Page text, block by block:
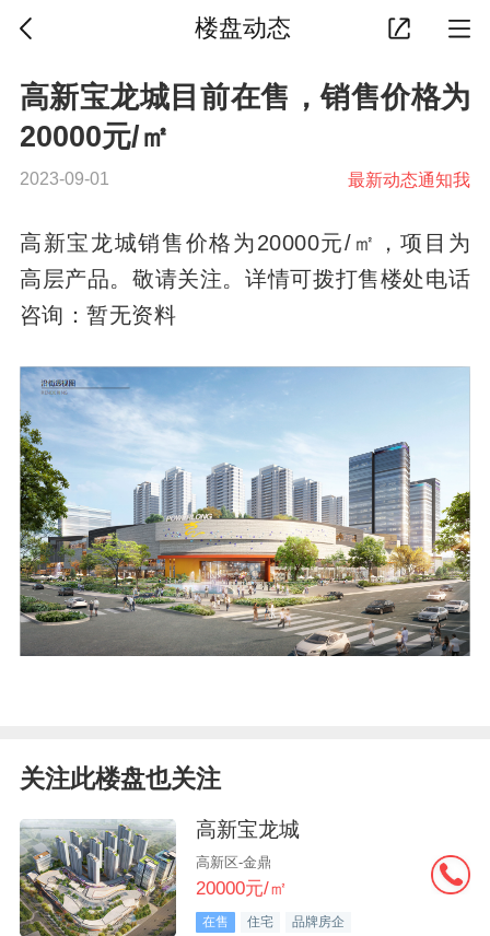
楼盘动态
高新宝龙城目前在售，销售价格为
20000元/㎡
2023-09-01 最新动态通知我
高新宝龙城销售价格为20000元/㎡，项目为
高层产品。敬请关注。详情可拨打售楼处电话
咨询：暂无资料
关注此楼盘也关注
高新宝龙城
高新区-金鼎
20000元/㎡
在售 住宅 品牌房企